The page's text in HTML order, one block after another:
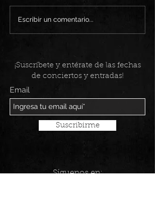
Mi Sencillo: Días Grises :(
Escribir un comentario...
¡Suscríbete y entérate de las fechas
de conciertos y entradas!
Email
Suscribirme
Síguenos en: